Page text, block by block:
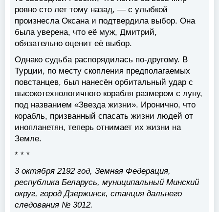
ровно сто лет тому назад, — с улыбкой
произнесла Оксана и подтвердила выбор. Она
была уверена, что её муж, Дмитрий,
обязательно оценит её выбор.
Однако судьба распорядилась по-другому. В
Турции, по месту скопления предполагаемых
повстанцев, был нанесён орбитальный удар с
высокотехнологичного корабля размером с луну,
под названием «Звезда жизни». Иронично, что
корабль, призванный спасать жизни людей от
инопланетян, теперь отнимает их жизни на
Земле.
* * *
3 октября 2192 год, Земная Федерация,
республика Беларусь, муниципальный Минский
округ, город Дзержинск, станция дальнего
следования № 3012.